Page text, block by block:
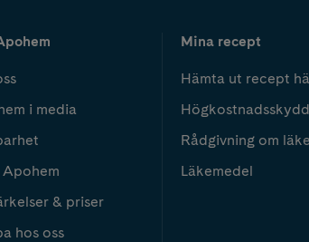
i media
Apohem
& priser
hos oss
Mina recept
Hämta ut recept
Rådgivning om
Läkemedel